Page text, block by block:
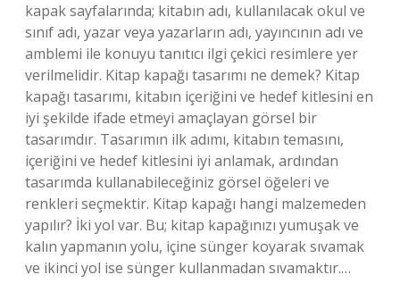
kapak sayfalarında; kitabın adı, kullanılacak okul ve
sınıf adı, yazar veya yazarların adı, yayıncının adı ve
amblemi ile konuyu tanıtıcı ilgi çekici resimlere yer
verilmelidir. Kitap kapağı tasarımı ne demek? Kitap
kapağı tasarımı, kitabın içeriğini ve hedef kitlesini en
iyi şekilde ifade etmeyi amaçlayan görsel bir
tasarımdır. Tasarımın ilk adımı, kitabın temasını,
içeriğini ve hedef kitlesini iyi anlamak, ardından
tasarımda kullanabileceğiniz görsel öğeleri ve
renkleri seçmektir. Kitap kapağı hangi malzemeden
yapılır? İki yol var. Bu; kitap kapağınızı yumuşak ve
kalın yapmanın yolu, içine sünger koyarak sıvamak
ve ikinci yol ise sünger kullanmadan sıvamaktır.…